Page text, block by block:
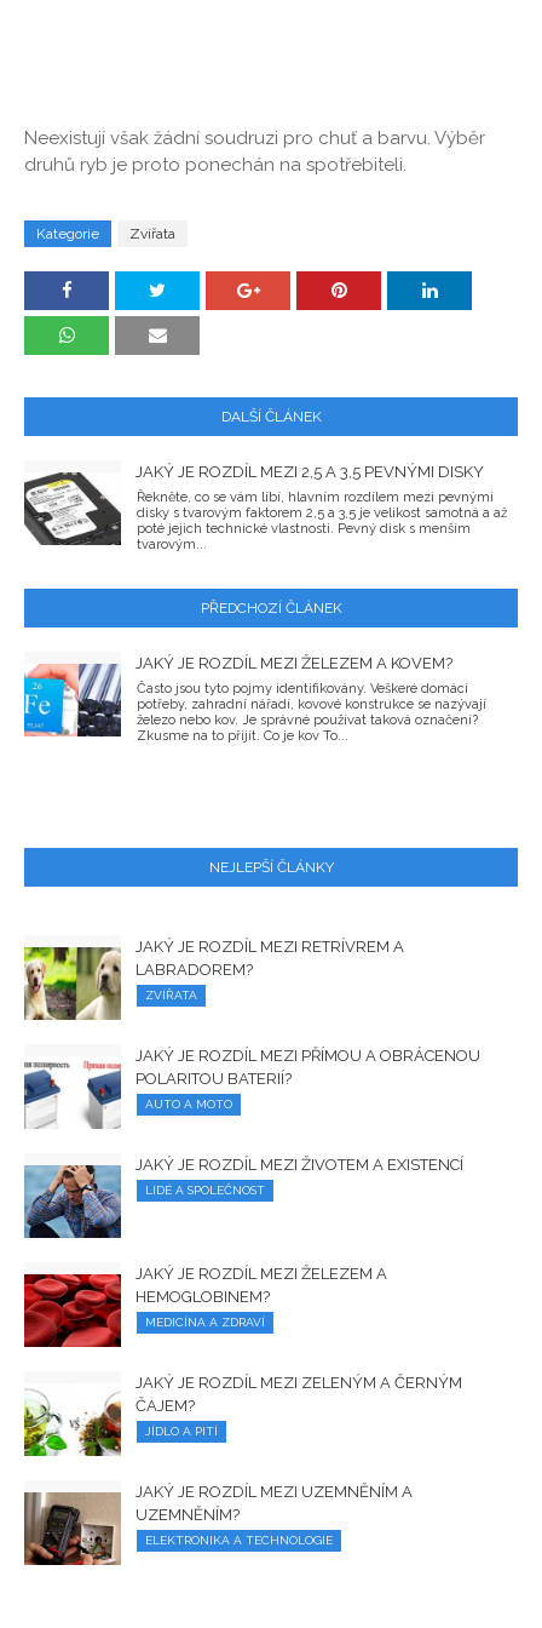
Neexistují však žádní soudruzi pro chuť a barvu. Výběr
druhů ryb je proto ponechán na spotřebiteli.
Kategorie Zvířata
DALŠÍ ČLÁNEK
JAKÝ JE ROZDÍL MEZI 2,5 A 3,5 PEVNÝMI DISKY
Řekněte, co se vám líbí, hlavním rozdílem mezi pevnými
disky s tvarovým faktorem 2,5 a 3,5 je velikost samotná a až
poté jejich technické vlastnosti. Pevný disk s menším
tvarovým...
PŘEDCHOZÍ ČLÁNEK
JAKÝ JE ROZDÍL MEZI ŽELEZEM A KOVEM?
Často jsou tyto pojmy identifikovány. Veškeré domácí
potřeby, zahradní nářadí, kovové konstrukce se nazývají
železo nebo kov. Je správné používat taková označení?
Zkusme na to přijít. Co je kov To...
NEJLEPŠÍ ČLÁNKY
JAKÝ JE ROZDÍL MEZI RETRÍVREM A
LABRADOREM?
ZVÍŘATA
JAKÝ JE ROZDÍL MEZI PŘÍMOU A OBRÁCENOU
POLARITOU BATERIÍ?
AUTO A MOTO
JAKÝ JE ROZDÍL MEZI ŽIVOTEM A EXISTENCÍ
LIDÉ A SPOLEČNOST
JAKÝ JE ROZDÍL MEZI ŽELEZEM A
HEMOGLOBINEM?
MEDICÍNA A ZDRAVÍ
JAKÝ JE ROZDÍL MEZI ZELENÝM A ČERNÝM
ČAJEM?
JÍDLO A PITÍ
JAKÝ JE ROZDÍL MEZI UZEMNĚNÍM A
UZEMNĚNÍM?
ELEKTRONIKA A TECHNOLOGIE